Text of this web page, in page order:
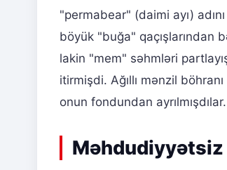
"permabear" (daimi ayı)
böyük "buğa" qaçışlarından
lakin "mem" səhmləri
itirmişdi. Ağıllı mənzil
onun fondundan ayrılmışdılar.
Məhdudiyyətsiz